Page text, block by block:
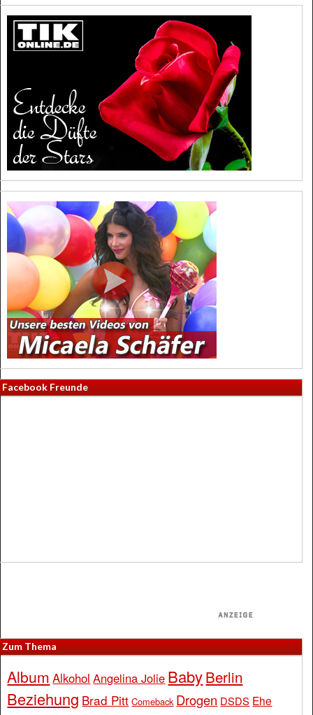
Facebook Freunde
Zum Thema
Album Alkohol Angelina Jolie BabyBerlin
Beziehung Brad Pitt Comeback Drogen DSDS Ehe